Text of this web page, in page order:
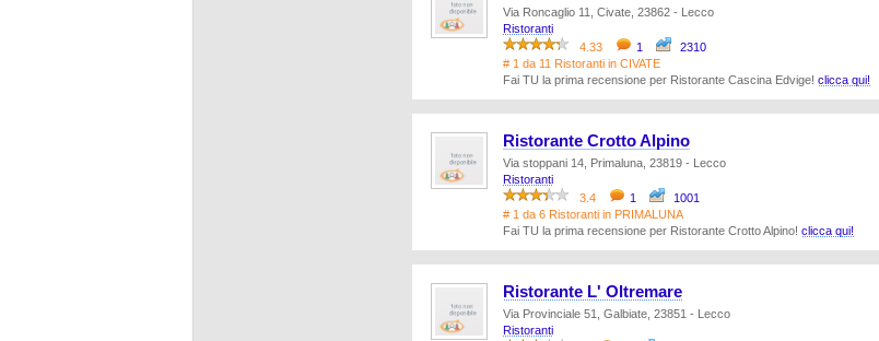
Via Roncaglio 11, Civate, 23862 - Lecco
Ristoranti
4.33
1
2310
# 1 da 11 Ristoranti in CIVATE
Fai TU la prima recensione per Ristorante Cascina Edvige! clicca qui!
Ristorante Crotto Alpino
Via stoppani 14, Primaluna, 23819 - Lecco
Ristoranti
3.4
1
1001
# 1 da 6 Ristoranti in PRIMALUNA
Fai TU la prima recensione per Ristorante Crotto Alpino! clicca qui!
Ristorante L' Oltremare
Via Provinciale 51, Galbiate, 23851 - Lecco
Ristoranti